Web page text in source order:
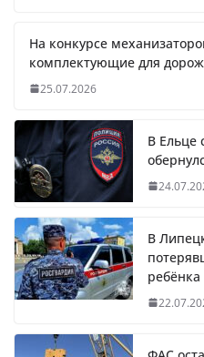
На конкурсе
комплектующие для
25.07.2026
В Ельце
В
ребёнка